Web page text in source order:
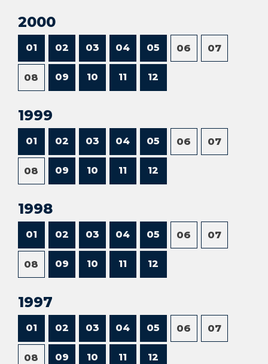
2000
01 02 03 04 05 06 07
08 09 10 11 12
1999
01 02 03 04 05 06 07
08 09 10 11 12
1998
01 02 03 04 05 06 07
08 09 10 11 12
1997
01 02 03 04 05 06 07
08 09 10 11 12